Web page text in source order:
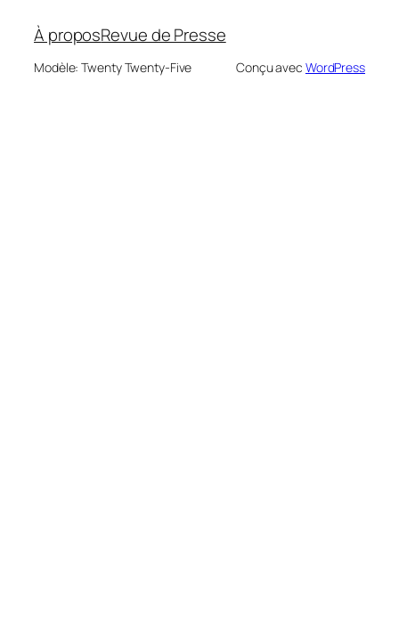
À proposRevue de Presse
Modèle: Twenty Twenty-Five Conçu avec WordPress